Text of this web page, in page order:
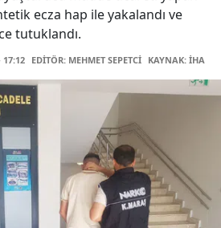
ecza hap ile yakalandı ve
tutuklandı.
17:12 EDİTÖR: MEHMET SEPETCİ KAYNAK: İHA